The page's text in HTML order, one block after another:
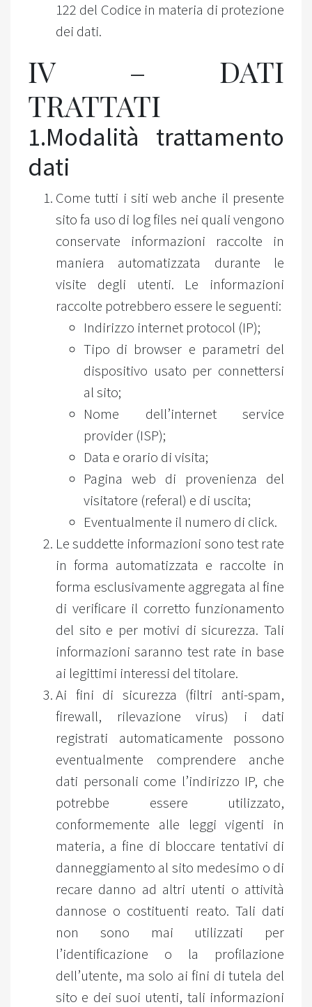
122 del Codice in materia di protezione
dei dati.
IV – DATI
TRATTATI
1.Modalità trattamento
dati
Come tutti i siti web anche il presente
sito fa uso di log files nei quali vengono
conservate informazioni raccolte in
maniera automatizzata durante le
visite degli utenti. Le informazioni
raccolte potrebbero essere le seguenti:
Indirizzo internet protocol (IP);
Tipo di browser e parametri del
dispositivo usato per connettersi
al sito;
Nome dell’internet service
provider (ISP);
Data e orario di visita;
Pagina web di provenienza del
visitatore (referal) e di uscita;
Eventualmente il numero di click.
Le suddette informazioni sono test rate
in forma automatizzata e raccolte in
forma esclusivamente aggregata al fine
di verificare il corretto funzionamento
del sito e per motivi di sicurezza. Tali
informazioni saranno test rate in base
ai legittimi interessi del titolare.
Ai fini di sicurezza (filtri anti-spam,
firewall, rilevazione virus) i dati
registrati automaticamente possono
eventualmente comprendere anche
dati personali come l’indirizzo IP, che
potrebbe essere utilizzato,
conformemente alle leggi vigenti in
materia, a fine di bloccare tentativi di
danneggiamento al sito medesimo o di
recare danno ad altri utenti o attività
dannose o costituenti reato. Tali dati
non sono mai utilizzati per
l’identificazione o la profilazione
dell’utente, ma solo ai fini di tutela del
sito e dei suoi utenti, tali informazioni